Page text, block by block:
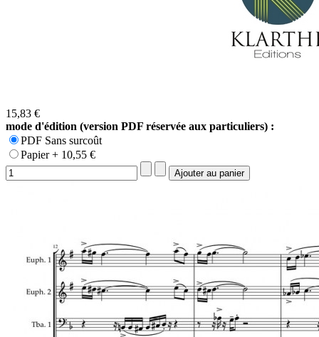
15,83 €
mode d'édition (version PDF réservée aux particuliers) :
PDF Sans surcoût
Papier + 10,55 €